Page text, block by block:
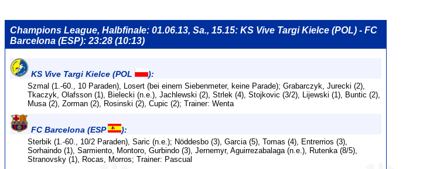
Champions League, Halbfinale: 01.06.13, Sa., 15.15: KS Vive Targi Kielce (POL) - FC
Barcelona (ESP): 23:28 (10:13)
KS Vive Targi Kielce (POL ):
Szmal (1.-60., 10 Paraden), Losert (bei einem Siebenmeter, keine Parade); Grabarczyk, Jurecki (2),
Tkaczyk, Olafsson (1), Bielecki (n.e.), Jachlewski (2), Strlek (4), Stojkovic (3/2), Lijewski (1), Buntic (2),
Musa (2), Zorman (2), Rosinski (2), Cupic (2); Trainer: Wenta
FC Barcelona (ESP ):
Sterbik (1.-60., 10/2 Paraden), Saric (n.e.); Nöddesbo (3), Garcia (5), Tomas (4), Entrerrios (3),
Sorhaindo (1), Sarmiento, Montoro, Gurbindo (3), Jernemyr, Aguirrezabalaga (n.e.), Rutenka (8/5),
Stranovsky (1), Rocas, Morros; Trainer: Pascual